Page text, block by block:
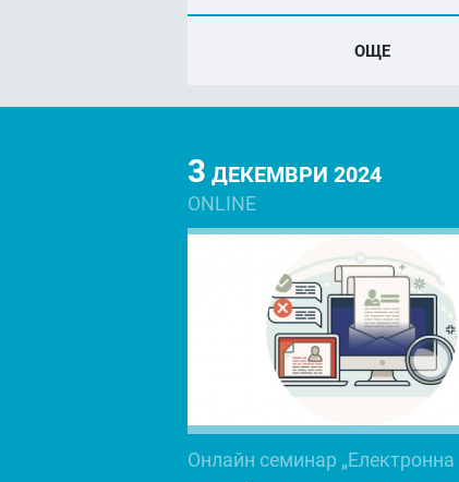
ОЩЕ
3 ДЕКЕМВРИ 2024
ONLINE
Онлайн семинар „Електронна